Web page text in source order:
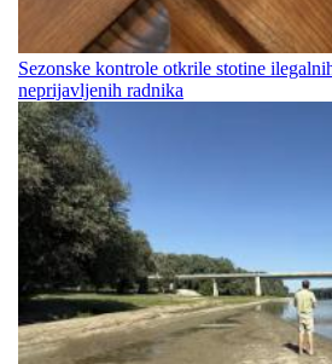
Sezonske kontrole otkrile stotine
neprijavljenih radnika